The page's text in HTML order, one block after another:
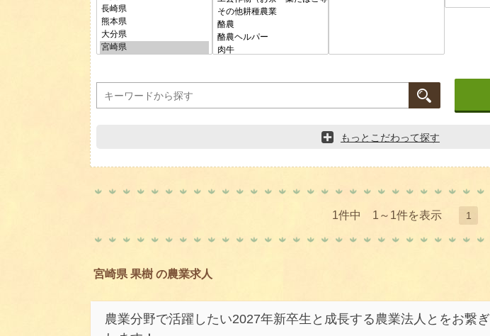
もっとこだわって探す
1件中 1～1件を表示 1
宮崎県 果樹 の農業求人
農業分野で活躍したい2027年新卒生と成長する農業法人とをお繋ぎ